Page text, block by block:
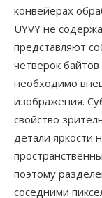
конвейерах
UYVY не
представляют
четверок
необходимо
изображения.
свойство
детали яркости
поэтому
соседними